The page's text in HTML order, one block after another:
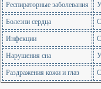
Респираторные заболевания
Болезни сердца
Инфекции
Нарушения сна
Раздражения кожи и глаз